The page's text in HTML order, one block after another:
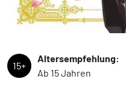
15+
Altersempfehlung:
Ab 15 Jahren